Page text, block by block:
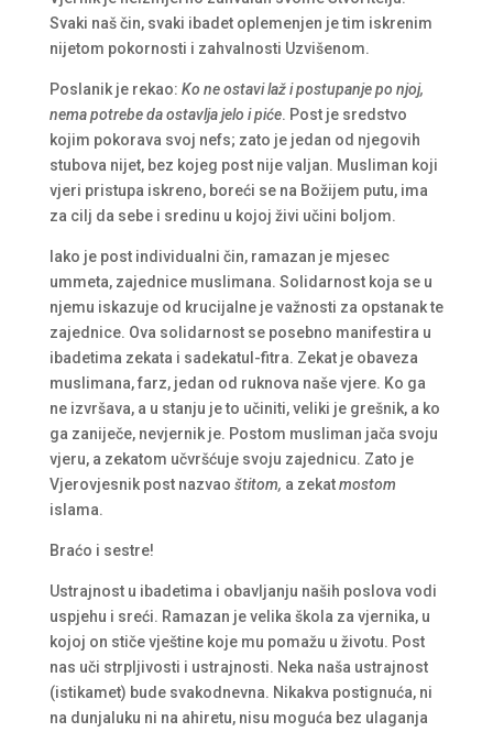
Svaki naš čin, svaki ibadet oplemenjen je tim iskrenim
nijetom pokornosti i zahvalnosti Uzvišenom.
Poslanik je rekao: Ko ne ostavi laž i postupanje po njoj,
nema potrebe da ostavlja jelo i piće. Post je sredstvo
kojim pokorava svoj nefs; zato je jedan od njegovih
stubova nijet, bez kojeg post nije valjan. Musliman koji
vjeri pristupa iskreno, boreći se na Božijem putu, ima
za cilj da sebe i sredinu u kojoj živi učini boljom.
Iako je post individualni čin, ramazan je mjesec
ummeta, zajednice muslimana. Solidarnost koja se u
njemu iskazuje od krucijalne je važnosti za opstanak te
zajednice. Ova solidarnost se posebno manifestira u
ibadetima zekata i sadekatul-fitra. Zekat je obaveza
muslimana, farz, jedan od ruknova naše vjere. Ko ga
ne izvršava, a u stanju je to učiniti, veliki je grešnik, a ko
ga zaniječe, nevjernik je. Postom musliman jača svoju
vjeru, a zekatom učvršćuje svoju zajednicu. Zato je
Vjerovjesnik post nazvao štitom, a zekatmostom
islama.
Braćo i sestre!
Ustrajnost u ibadetima i obavljanju naših poslova vodi
uspjehu i sreći. Ramazan je velika škola za vjernika, u
kojoj on stiče vještine koje mu pomažu u životu. Post
nas uči strpljivosti i ustrajnosti. Neka naša ustrajnost
(istikamet) bude svakodnevna. Nikakva postignuća, ni
na dunjaluku ni na ahiretu, nisu moguća bez ulaganja